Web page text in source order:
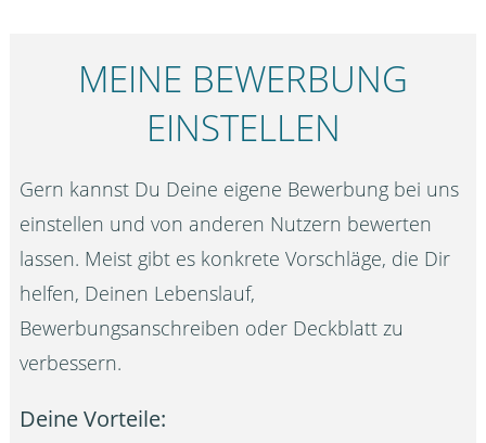
MEINE BEWERBUNG
EINSTELLEN
Gern kannst Du Deine eigene Bewerbung bei uns
einstellen und von anderen Nutzern bewerten
lassen. Meist gibt es konkrete Vorschläge, die Dir
helfen, Deinen Lebenslauf,
Bewerbungsanschreiben oder Deckblatt zu
verbessern.
Deine Vorteile: